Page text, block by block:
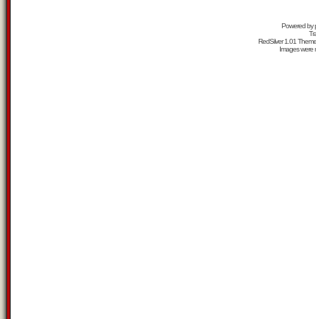
Powered by
RedSilver 1.01
Images were